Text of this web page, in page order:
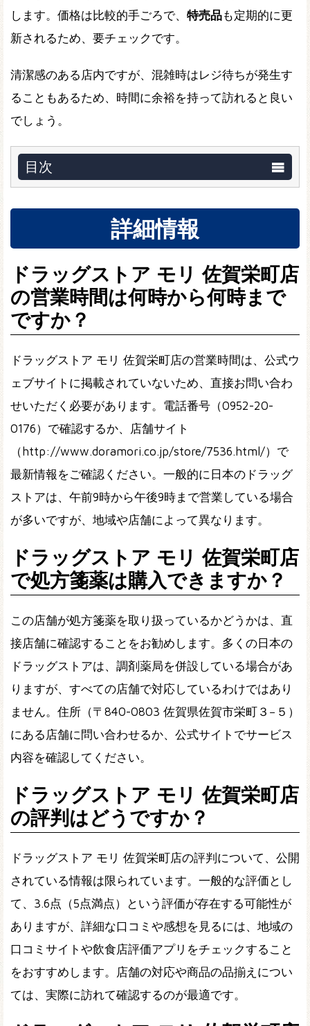
します。価格は比較的手ごろで、 特売品も定期的に更
新されるため、要チェックです。
清潔感のある店内ですが、混雑時はレジ待ちが発生す
ることもあるため、時間に余裕を持って訪れると良い
でしょう。
目次
詳細情報
ドラッグストア モリ 佐賀栄町店
の営業時間は何時から何時まで
ですか？
ドラッグストア モリ 佐賀栄町店の営業時間は、公式ウ
ェブサイトに掲載されていないため、直接お問い合わ
せいただく必要があります。電話番号（0952-20-
0176）で確認するか、店舗サイト
（http://www.doramori.co.jp/store/7536.html/）で
最新情報をご確認ください。一般的に日本のドラッグ
ストアは、午前9時から午後9時まで営業している場合
が多いですが、地域や店舗によって異なります。
ドラッグストア モリ 佐賀栄町店
で処方箋薬は購入できますか？
この店舗が処方箋薬を取り扱っているかどうかは、直
接店舗に確認することをお勧めします。多くの日本の
ドラッグストアは、調剤薬局を併設している場合があ
りますが、すべての店舗で対応しているわけではあり
ません。住所（〒840-0803 佐賀県佐賀市栄町３−５）
にある店舗に問い合わせるか、公式サイトでサービス
内容を確認してください。
ドラッグストア モリ 佐賀栄町店
の評判はどうですか？
ドラッグストア モリ 佐賀栄町店の評判について、公開
されている情報は限られています。一般的な評価とし
て、3.6点（5点満点）という評価が存在する可能性が
ありますが、詳細な口コミや感想を見るには、地域の
口コミサイトや飲食店評価アプリをチェックすること
をおすすめします。店舗の対応や商品の品揃えについ
ては、実際に訪れて確認するのが最適です。